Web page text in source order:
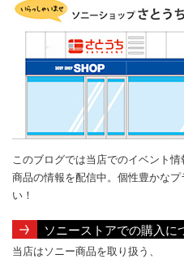
このブログでは当店でのイベント
商品の情報を配信中。個性豊かな
い！
ソニーストアでの購入に
当店はソニー商品を取り扱う、